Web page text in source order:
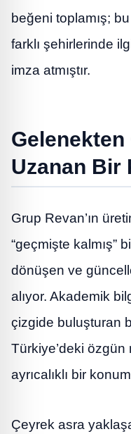
beğeni toplamış;
farklı şehirlerinde
imza atmıştır.
Gelenekten
Uzanan Bir
Grup Revan’ın
“geçmişte kalmış”
dönüşen ve
alıyor. Akademik
çizgide buluşturan
Türkiye’deki özgün
ayrıcalıklı bir
Çeyrek asra